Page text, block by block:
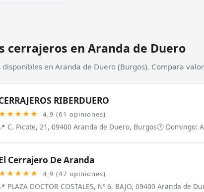
cerrajeros en Aranda de Duero
en Aranda de Duero (Burgos). Compara
RIBERDUERO
4,9 (61 opiniones)
📍 C. Picote, 21, 09400 Aranda de Duero, Burgos🕐 Domingo:
Cerrajero De Aranda
4,9 (47 opiniones)
📍 PLAZA DOCTOR COSTALES, Nº 6, BAJO, 09400 Aranda de